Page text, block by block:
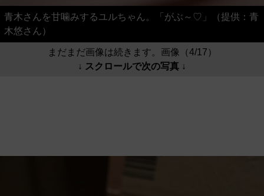
青木さんを甘噛みするユルちゃん。「がぶ～♡」（提供：青
木悠さん）
まだまだ画像は続きます。画像（4/17）
↓ スクロールで次の写真 ↓